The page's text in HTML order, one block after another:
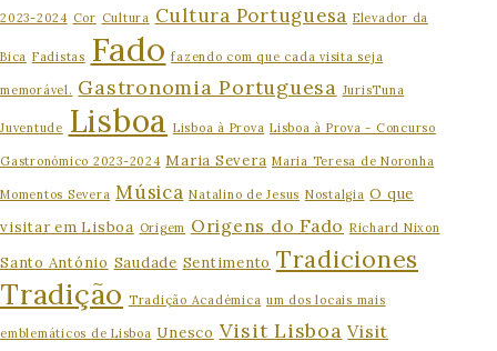
2023-2024 Cor Cultura Cultura Portuguesa Elevador da
Bica Fadistas Fado fazendo com que cada visita seja
memorável. Gastronomia Portuguesa JurisTuna
Juventude Lisboa Lisboa à Prova Lisboa à Prova - Concurso
Gastronómico 2023-2024 Maria Severa Maria Teresa de Noronha
Momentos Severa Música Natalino de Jesus Nostalgia O que
visitar em Lisboa Origem Origens do Fado Richard Nixon
Santo António Saudade Sentimento Tradiciones
Tradição Tradição Académica um dos locais mais
emblemáticos de Lisboa Unesco Visit Lisboa Visit